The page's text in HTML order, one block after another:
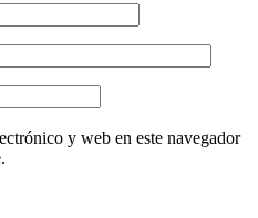
y web en este navegador